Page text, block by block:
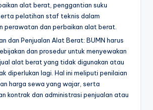
alat berat, penggantian suku
pelatihan staf teknis dalam
perawatan dan perbaikan alat berat.
dan Penjualan Alat Berat: BUMN harus
dan prosedur untuk menyewakan
alat berat yang tidak digunakan atau
diperlukan lagi. Hal ini meliputi penilaian
harga sewa yang wajar, serta
kontrak dan administrasi penjualan atau